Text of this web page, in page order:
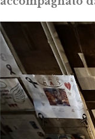
accompagnato